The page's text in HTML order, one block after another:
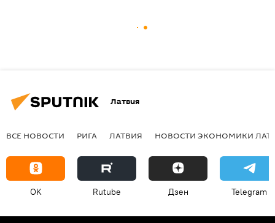
Латвия
ВСЕ НОВОСТИ РИГА ЛАТВИЯ НОВОСТИ ЭКОНОМИКИ
OK Rutube Дзен Telegram